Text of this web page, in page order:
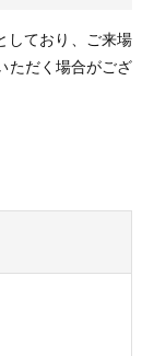
しており、ご来場
ただく場合がござ